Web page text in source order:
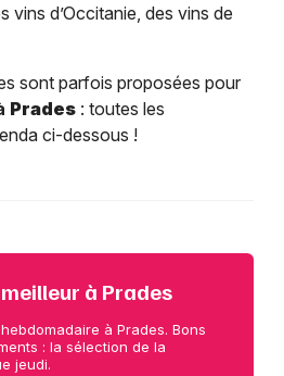
vins d’Occitanie, des vins de
sont parfois proposées pour
Prades : toutes les
ci-dessous !
à Prades
à Prades. Bons
: la sélection de la
jeudi.